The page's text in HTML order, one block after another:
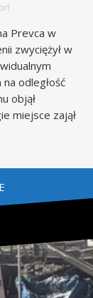
Prevca w
zwyciężył w
odległość
objął
miejsce zajął